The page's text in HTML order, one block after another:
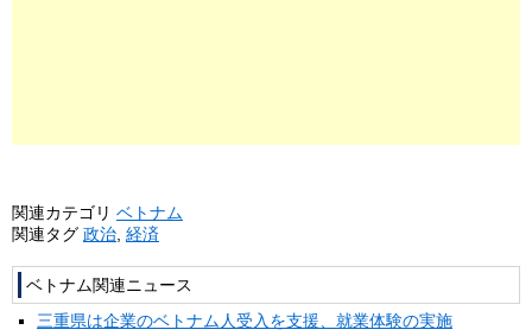
関連カテゴリ ベトナム
関連タグ 政治 経済
ベトナム関連ニュース
三重県は企業のベトナム人受入を支援、就業体験の実施